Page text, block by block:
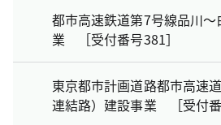
都市高速鉄道第7号線品川
業 ［受付番号381］
東京都市計画道路都市高速
連結路）建設事業 ［受付番